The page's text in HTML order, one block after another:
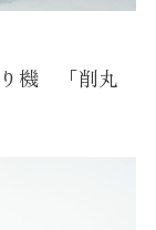
り機 「削丸